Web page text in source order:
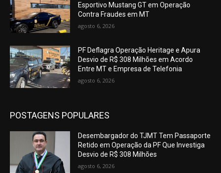
Esportivo Mustang GT em Operação
Contra Fraudes em MT
agosto 6, 2026
PF Deflagra Operação Heritage e Apura
Desvio de R$ 308 Milhões em Acordo
Entre MT e Empresa de Telefonia
agosto 6, 2026
POSTAGENS POPULARES
Desembargador do TJMT Tem Passaporte
Retido em Operação da PF Que Investiga
Desvio de R$ 308 Milhões
agosto 6, 2026